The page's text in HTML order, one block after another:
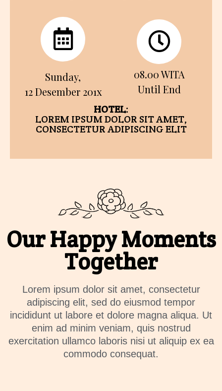
Sunday,
12 Desember 201x
08.00 WITA
Until End
HOTEL:
LOREM IPSUM DOLOR SIT AMET,
CONSECTETUR ADIPISCING ELIT
Our Happy Moments
Together
Lorem ipsum dolor sit amet, consectetur
adipiscing elit, sed do eiusmod tempor
incididunt ut labore et dolore magna aliqua. Ut
enim ad minim veniam, quis nostrud
exercitation ullamco laboris nisi ut aliquip ex ea
commodo consequat.